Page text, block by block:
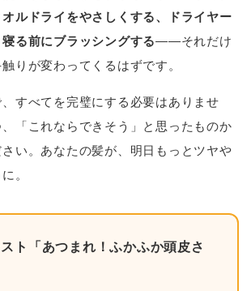
ルドライをやさしくする、ドライヤー
る前にブラッシングする——それだけ
りが変わってくるはずです。
すべてを完璧にする必要はありませ
「これならできそう」と思ったものか
い。あなたの髪が、明日もっとツヤや
。
ト「あつまれ！ふかふか頭皮さ